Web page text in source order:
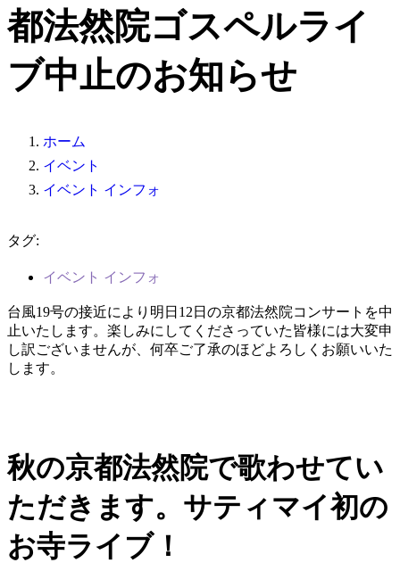
都法然院ゴスペルライ
ブ中止のお知らせ
ホーム
イベント
イベント インフォ
タグ:
イベント インフォ
台風19号の接近により明日12日の京都法然院コンサートを中
止いたします。楽しみにしてくださっていた皆様には大変申
し訳ございませんが、何卒ご了承のほどよろしくお願いいた
します。
秋の京都法然院で歌わせてい
ただきます。サティマイ初の
お寺ライブ！